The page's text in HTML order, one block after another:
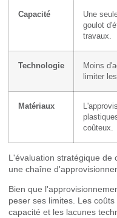
Capacité
Une
goulot
travaux.
Technologie
Moins
limiter
Matériaux
coûteux.
L'évaluation stratégique de
une chaîne
Bien que
peser ses limites. Les
capacité et les lacunes